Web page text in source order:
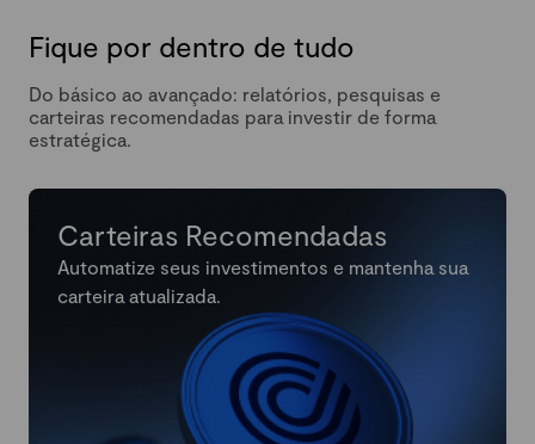
Fique por dentro de tudo
Do básico ao avançado: relatórios, pesquisas e
carteiras recomendadas para investir de forma
estratégica.
Carteiras Recomendadas
Automatize seus investimentos e mantenha sua
carteira atualizada.